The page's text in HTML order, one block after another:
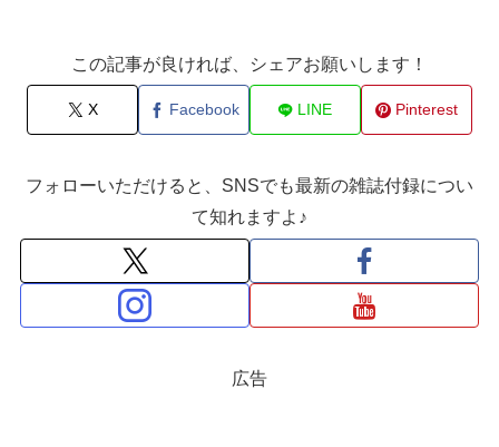
この記事が良ければ、シェアお願いします！
X Facebook LINE Pinterest
フォローいただけると、SNSでも最新の雑誌付録につい
て知れますよ♪
広告